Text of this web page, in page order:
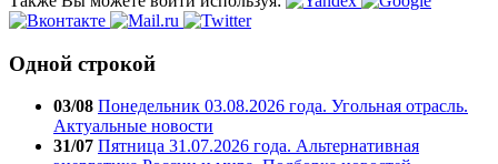
Одной строкой
03/08 Понедельник 03.08.2026 года. Угольная отрасль.
Актуальные новости
31/07 Пятница 31.07.2026 года. Альтернативная